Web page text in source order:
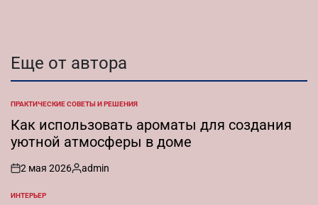
Еще от автора
ОПУБЛИКОВАНО
В
ПРАКТИЧЕСКИЕ СОВЕТЫ И РЕШЕНИЯ
Как использовать ароматы для создания
уютной атмосферы в доме
on
2 мая 2026
Запись
admin
ОПУБЛИКОВАНО
ИНТЕРЬЕР